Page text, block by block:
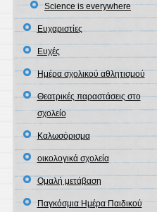
Science is everywhere
Ευχαριστίες
Ευχές
Ημέρα σχολικού αθλητισμού
Θεατρικές παραστάσεις στο
σχολείο
Καλωσόρισμα
οικολογικά σχολεία
Ομαλή μετάβαση
Παγκόσμια Ημέρα Παιδικού